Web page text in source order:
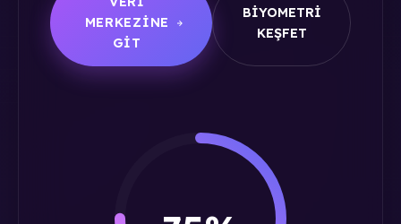
MERKEZINE
GIT
BIYOMETRI
KEŞFET